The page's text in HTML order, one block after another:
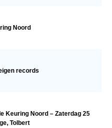
Noord
records
Keuring Noord – Zaterdag 25
Tolbert